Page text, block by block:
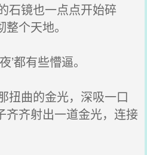
石镜也一点点开始碎
个天地。
都有些懵逼。
曲的金光，深吸一口
齐齐射出一道金光，连接